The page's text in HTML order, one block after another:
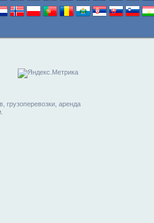
грузоперевозки, аренда